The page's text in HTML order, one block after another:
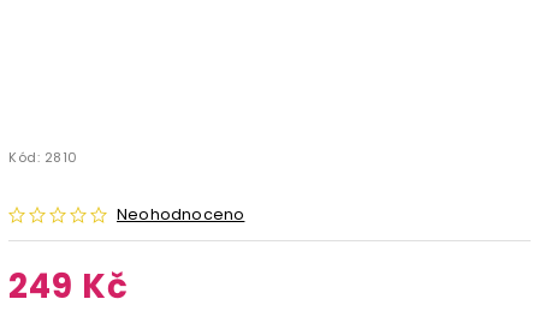
Kód: 2810
Neohodnoceno
249 Kč